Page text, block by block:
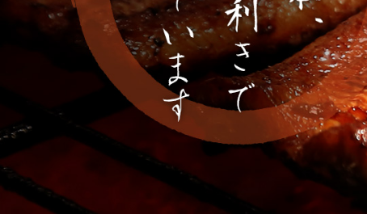
白焼カットセット 白蒲セット
大（120g以上）
白蒲カットセット その他商品
特大（140g以上）
大（120g以上）
中（100g以上）
小（90g以上）
白蒲セット
大（120g以上）